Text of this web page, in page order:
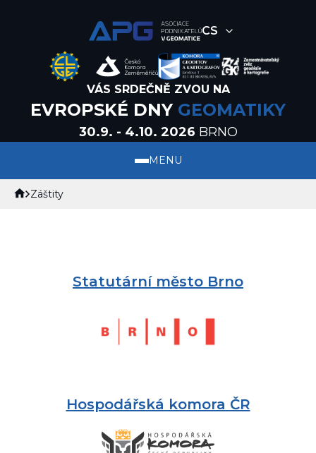
CS
VÁS SRDEČNĚ ZVOU NA
EVROPSKÉ DNY GEOMATIKY
30.9. - 4.10. 2026 BRNO
MENU
Záštity
Statutární město Brno
Hospodářská komora ČR